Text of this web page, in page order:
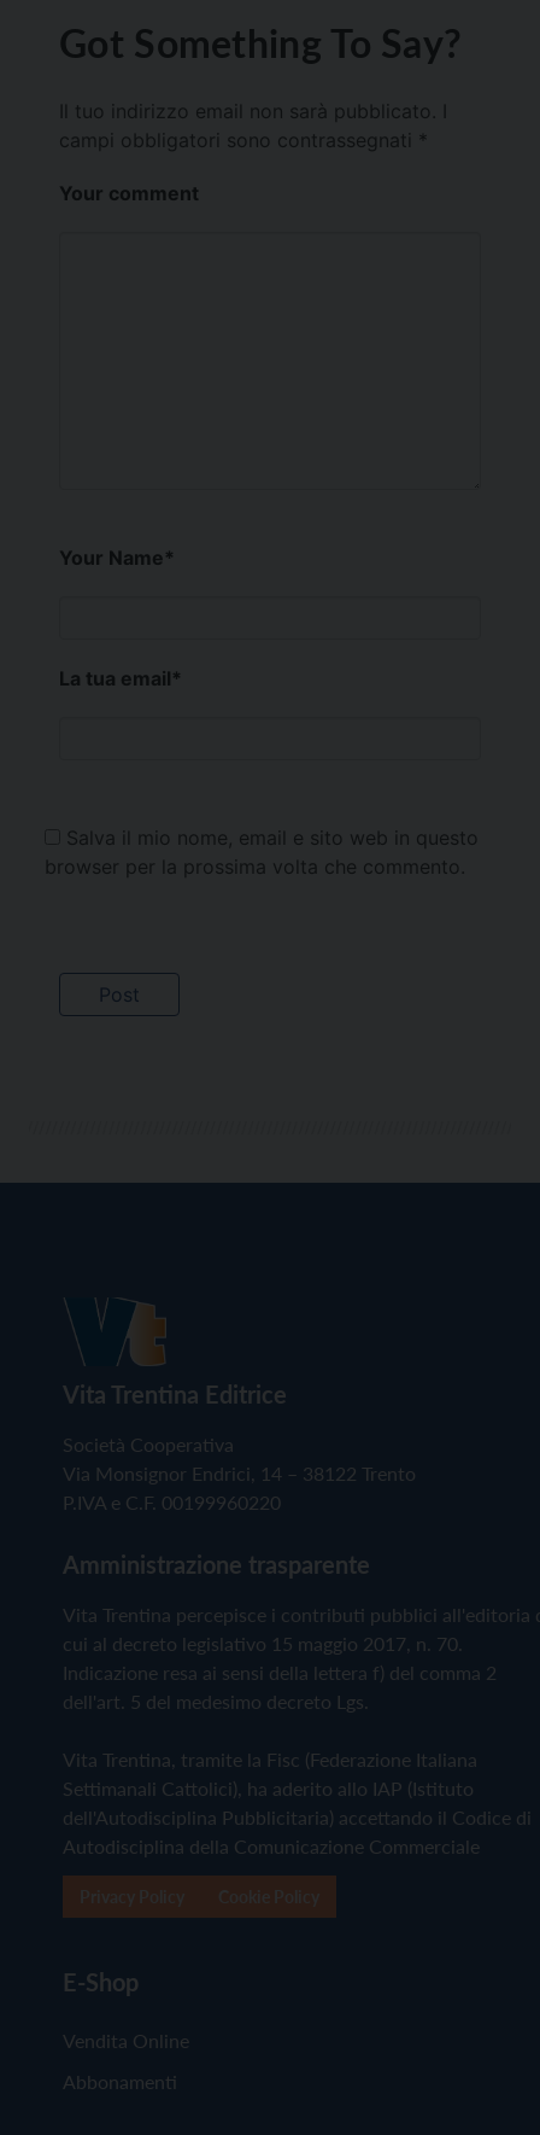
Got Something To Say?
Il tuo indirizzo email non sarà pubblicato.
campi obbligatori sono contrassegnati *
Your comment
Your Name*
La tua email*
Salva il mio nome, email e sito web in questo
browser per la prossima volta che commento.
Vita Trentina Editrice
Società Cooperativa
Via Monsignor Endrici, 14 – 38122 Trento
P.IVA e C.F. 00199960220
Amministrazione trasparente
Vita Trentina percepisce i contributi pubblici all'editoria
cui al decreto legislativo 15 maggio 2017, n. 70.
Indicazione resa ai sensi della lettera f) del comma 2
dell'art. 5 del medesimo decreto Lgs.
Vita Trentina, tramite la Fisc (Federazione Italiana
Settimanali Cattolici), ha aderito allo IAP (Istituto
dell'Autodisciplina Pubblicitaria) accettando il Codice di
Autodisciplina della Comunicazione Commerciale
E-Shop
Vendita Online
Abbonamenti